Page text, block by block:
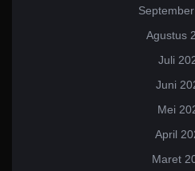
Agustus
Juli
Juni
Mei
April
Maret